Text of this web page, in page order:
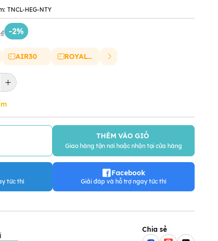
TNCL-HEG-NTY
-2%
AIR30 ROYAL20
THÊM VÀO GIỎ
Giao hàng tận nơi hoặc nhận tại cửa hàng
tức thì
Facebook
Giải đáp và hỗ trợ ngay tức thì
Chia sẻ